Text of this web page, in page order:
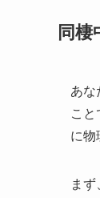
同
あな
こ
に物
ま